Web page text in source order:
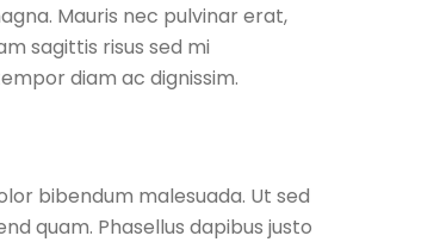
Mauris nec pulvinar erat,
sagittis risus sed mi
diam ac dignissim.
bibendum malesuada. Ut sed
quam. Phasellus dapibus justo